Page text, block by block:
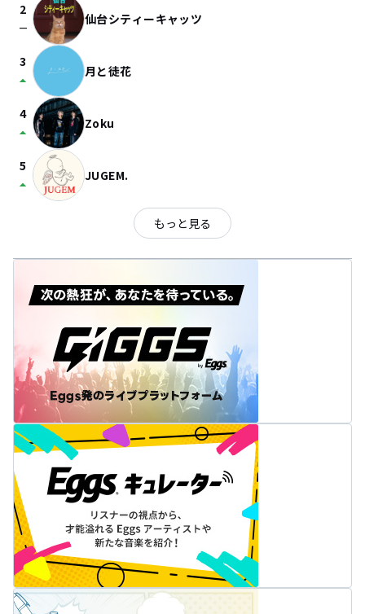
2
check_indeterminate_small 仙台シティーキャッツ
3
arrow_drop_up 月と徒花
4
arrow_drop_up Zoku
5
arrow_drop_up JUGEM.
もっと見る